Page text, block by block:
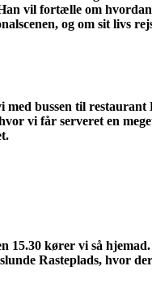
vil fortælle om
og om sit livs
med bussen til restaurant
vi får serveret en
15.30 kører vi så
Rasteplads, hvor